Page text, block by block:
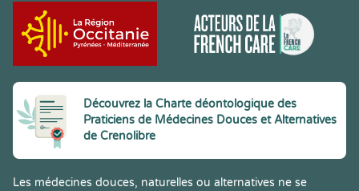
Découvrez la Charte déontologique des
Praticiens de Médecines Douces et Alternatives
de Crenolibre
Les médecines douces, naturelles ou alternatives ne se